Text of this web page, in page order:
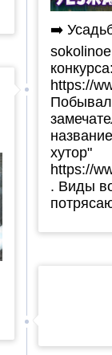
➡️
https://
хутор"
https://
. Виды